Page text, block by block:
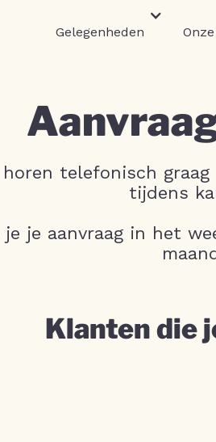
Gelegenheden
horen telefonisch
tijdens
je je aanvraag in het
Klanten die